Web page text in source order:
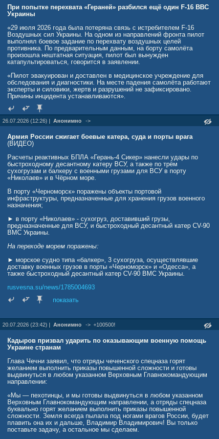
хватит уже подливать масла в огонь этой войны. Потому что мы
прекрасно понимаем: украинский конфликт продолжается только по
режиму Зеленского всеми своими силами. Продают оружие,
передают разведывательные данные, всячески поддерживают этот
конфликт и эскалируют его.
- То есть удар по предприятию Coca-Cola мог быть намёком
Вашингтону?
- Не факт. Но наверняка наша разведка выявила на этом
предприятии какие-то логистические склады, которые
используются ВСУ или другими националистическими
вооружёнными формированиями на Украине. Возможно, именно на
эти склады осуществляется доставка боеприпасов, ракетных
компонентов, комплектующих для беспилотников, которые Украина
использует против нашей армии.
Америке или другим аффилированным с Америкой лицам, -
становятся законной целью для наших ВКС.
Скрин: канал "Поддубный |Z|О|V| edition"
- Значит, называть произошедшее "ударом по Америке" - это
сознательное преувеличение?
- Это удар по объектам, которые используются ВСУ для своих
целей. Понятно, что Америке нужна эта шумиха: "Ударили по
нашим объектам! Это удар по Америке!" Но если объект
военного конфликта.
- А вот дальше вопрос уже гораздо серьёзнее. Что будет, если
начать работать за пределами самой Украины. По объектам на
территории тех государств, которые уже открыто участвуют в
конфликте, в том числе приграничных с Украиной. По объектам, на
совершенно правильно. Такие цели являются законными. И,
наверное, когда-нибудь настанет тот час, когда мы начнём эти цели
уничтожать.
говорят. В Киеве сообщают, что провалили к ней подготовку.
Поэтому им так нужно перемирие в небе, чтобы залатать всё.
Действительно ли Украине стоит опасаться зимы?
- Пока Запад помогает Украине, у неё сложностей с зимой не будет.
Прошли уже три военные зимы, и все мы видим, что ничего не
происходит.
dzen.ru/news/story/bbe40807-caa4-53a2-869b-162e4e48cf1a
При попытке перехвата «Гераней» разбился ещё один F-16 ВВС
Украины
«29 июля 2026 года была потеряна связь с истребителем F-16
Воздушных сил Украины. На одном из направлений фронта пилот
выполнял боевое задание по перехвату воздушных целей
противника. По предварительным данным, на борту самолёта
произошла нештатная ситуация, пилот был вынужден
катапультироваться, говорится в заявлении.
«Пилот эвакуирован и доставлен в медицинское учреждение для
обследования и диагностики. На месте падения самолёта работают
эксперты и силовики, жертв и разрушений не зафиксировано.
Причины инцидента устанавливаются».
26.07.2026 (12:26) | Анонимно ->
Армия России сжигает боевые катера, суда и порты врага
(ВИДЕО)
Расчеты реактивных БПЛА «Герань-4 Сикер» нанесли удары по
быстроходному десантному катеру ВСУ, а также по трём
сухогрузам и балкеру с военными грузами для ВСУ в порту
«Николаев» и в Чёрном море.
В порту «Черноморск» поражены объекты портовой
инфраструктуры, предназначенные для хранения грузов военного
назначения;
► в порту «Николаев» - сухогруз, доставивший грузы,
предназначенные для ВСУ, и быстроходный десантный катер CV-90
ВМС Украины.
На переходе морем поражены:
► морское судно типа «балкер», 3 сухогруза, осуществлявшие
доставку военных грузов в порты «Черноморск» и «Одесса», а
также быстроходный десантный катер CV-90 ВМС Украины.
rusvesna.su/news/1785004693
показать
20.07.2026 (23:42) | Анонимно -> +100500!
Кадыров призвал ударить по оказывающим военную помощь
Украине странам
Глава Чечни заявил, что отряды чеченского спецназа горят
желанием выполнить приказы повышенной сложности и готовы
выдвинуться в любом указанном Верховным Главнокомандующим
направлении:
«Мы — пехотинцы, и мы готовы выдвинуться в любом указанном
Верховным Главнокомандующим направлении, а отряды спецназа
буквально горят желанием выполнить приказы повышенной
сложности. Земля всегда пылала под ногами врагов России, будет
плавить она их и дальше, Владимир Владимирович! Вы только
поставьте задачу, а остальное мы сделаем.